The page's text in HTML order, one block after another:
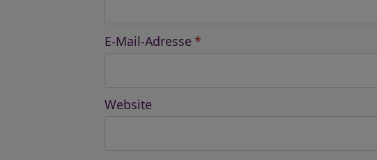
E-Mail-Adresse *
Website